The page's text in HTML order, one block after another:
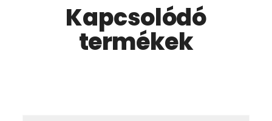
Kapcsolódó
termékek